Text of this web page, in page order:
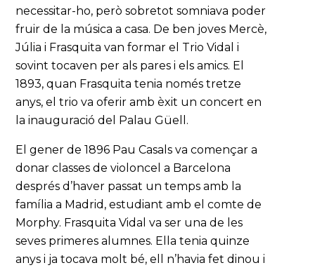
necessitar-ho, però sobretot somniava poder
fruir de la música a casa. De ben joves Mercè,
Júlia i Frasquita van formar el Trio Vidal i
sovint tocaven per als pares i els amics. El
1893, quan Frasquita tenia només tretze
anys, el trio va oferir amb èxit un concert en
la inauguració del Palau Güell.
El gener de 1896 Pau Casals va començar a
donar classes de violoncel a Barcelona
després d’haver passat un temps amb la
família a Madrid, estudiant amb el comte de
Morphy. Frasquita Vidal va ser una de les
seves primeres alumnes. Ella tenia quinze
anys i ja tocava molt bé, ell n’havia fet dinou i